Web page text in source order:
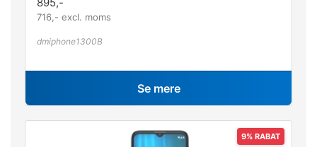
716 ,- excl. moms
dmiphone1300B
Se mere